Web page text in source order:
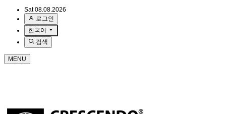
Sat 08.08.2026
로그인
한국어
검색
MENU